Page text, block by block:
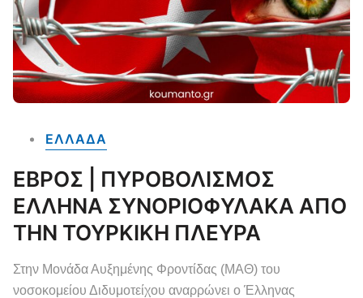
ΕΛΛΑΔΑ
ΕΒΡΟΣ | ΠΥΡΟΒΟΛΙΣΜΟΣ
ΕΛΛΗΝΑ ΣΥΝΟΡΙΟΦΥΛΑΚΑ ΑΠΟ
ΤΗΝ ΤΟΥΡΚΙΚΗ ΠΛΕΥΡΑ
Στην Μονάδα Αυξημένης Φροντίδας (ΜΑΘ) του
νοσοκομείου Διδυμοτείχου αναρρώνει ο Έλληνας